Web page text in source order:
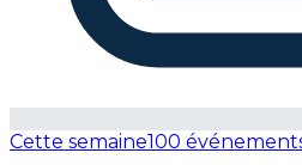
Cette semaine100